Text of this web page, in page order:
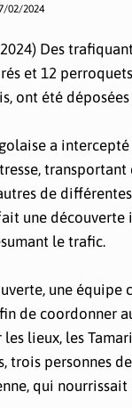
02/2024
Des
et 12
ont été
a
de
une
le trafic.
une
de coordonner
les lieux, les
trois personnes
qui